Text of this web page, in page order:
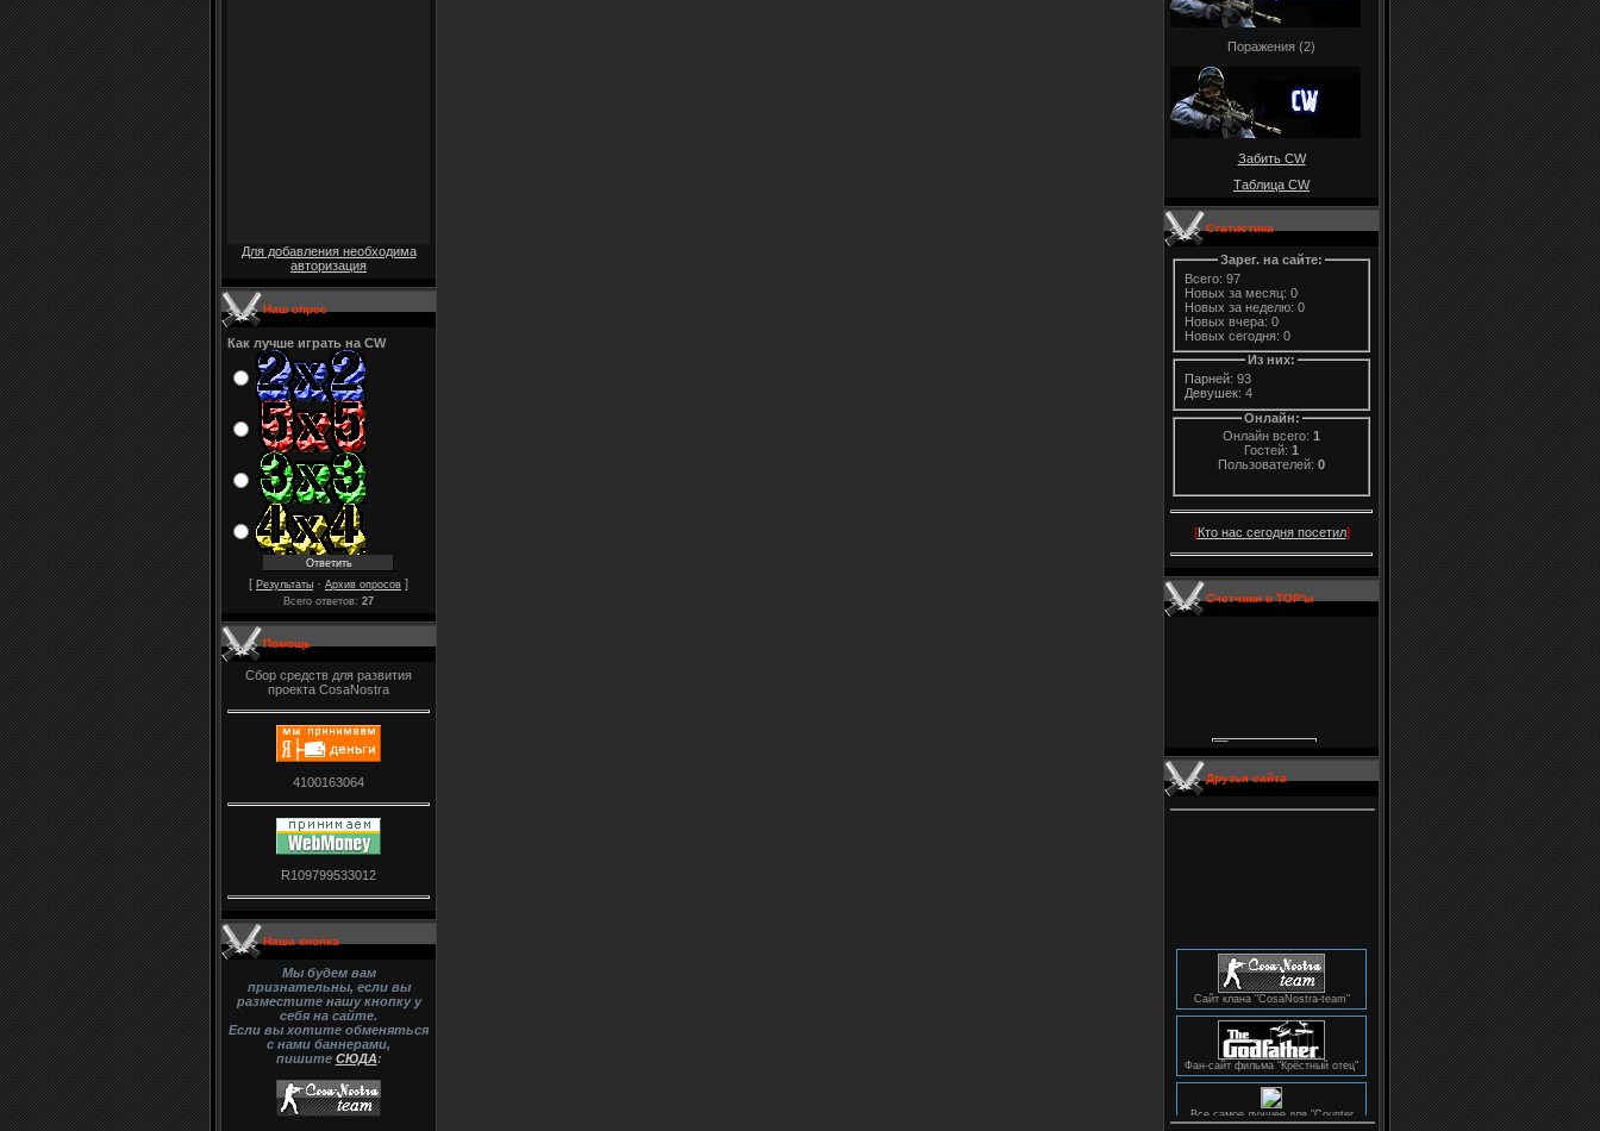
Для добавления необходима
авторизация
Наш опрос
Как лучше играть на CW
[ Результаты · Архив опросов ]
Всего ответов: 27
Помощь
Сбор средств для развития
проекта CosaNostra
4100163064
R109799533012
Наша кнопка
Мы будем вам
признательны, если вы
разместите нашу кнопку у
себя на сайте.
Если вы хотите обменяться
с нами баннерами,
пишите СЮДА:
Поражения (2)
Забить CW
Таблица CW
Статистика
Зарег. на сайте:
Новых сегодня: 0
Из них:
Парней: 93
Девушек: 4
Онлайн:
Онлайн всего: 1
Гостей: 1
Пользователей: 0
[Кто нас сегодня посетил]
Счетчики и TOP'ы
Друзья сайта
Сайт клана "CosaNostra-team"
Фан-сайт фильма "Крёстный отец"
Все самое лучшее для "Counter
Strike"